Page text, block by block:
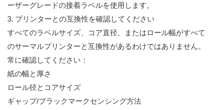
ーザーグレードの接着ラベルを使用します。
3. プリンターとの互換性を確認してください
すべてのラベルサイズ、コア直径、またはロール幅がすべて
のサーマルプリンターと互換性があるわけではありません。
常に確認してください：
紙の幅と厚さ
ロール径とコアサイズ
ギャップ/ブラックマークセンシング方法